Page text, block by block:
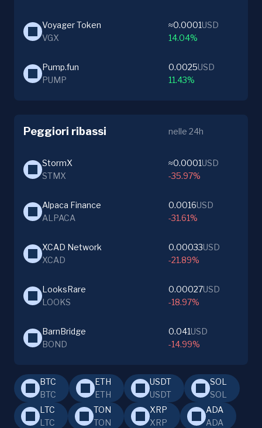
Voyager Token
VGX
≈0.0001USD
14.04%
Pump.fun
PUMP
0.0025USD
11.43%
Peggiori ribassi nelle 24h
StormX
STMX
≈0.0001USD
-35.97%
Alpaca Finance
ALPACA
0.0016USD
-31.61%
XCAD Network
XCAD
0.00033USD
-21.89%
LooksRare
LOOKS
0.00027USD
-18.97%
BarnBridge
BOND
0.041USD
-14.99%
BTC
BTC
ETH
ETH
USDT
USDT
SOL
SOL
LTC
LTC
TON
TON
XRP
XRP
ADA
ADA